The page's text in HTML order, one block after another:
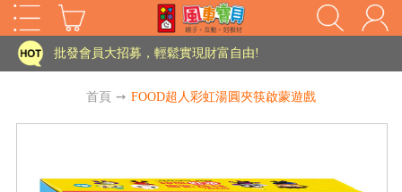
家長樂了!「風車書版集團暨FOOD超人企業總部」目前正興建中!
批發會員大招募，輕鬆實現財富自由!
老師您好!!幼教會員火熱招募中~
首頁 ➙ FOOD超人彩虹湯圓夾筷啟蒙遊戲